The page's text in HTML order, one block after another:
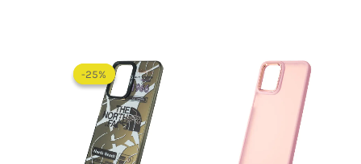
-25%
-25%
precio
original
era:
$ 60.000.